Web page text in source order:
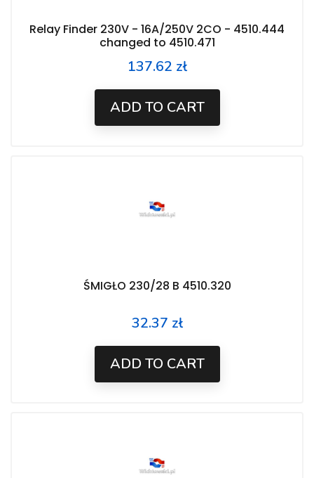
Relay Finder 230V - 16A/250V 2CO - 4510.444
changed to 4510.471
Price
137.62 zł
ADD TO CART
ŚMIGŁO 230/28 B 4510.320
Price
32.37 zł
ADD TO CART